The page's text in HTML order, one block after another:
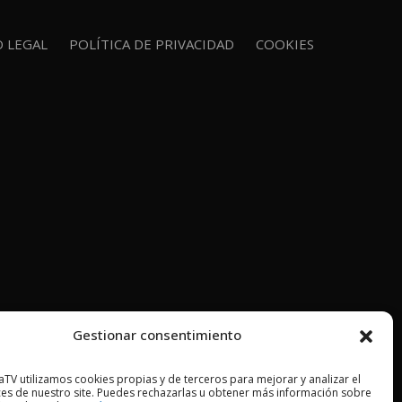
Gestionar consentimiento
utilizamos cookies propias y de terceros para mejorar y analizar el
de nuestro site. Puedes rechazarlas u obtener más información sobre
LEGAL POLÍTICA DE PRIVACIDAD COOKIES